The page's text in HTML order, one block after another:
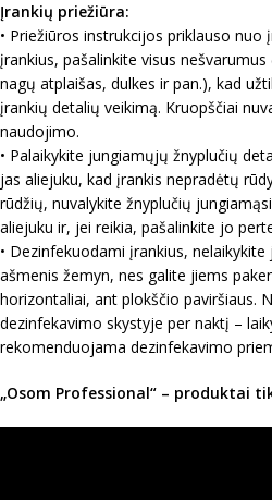
Įrankių priežiūra:
• Priežiūros instrukcijos priklauso nuo
įrankius, pašalinkite visus
nagų atplaišas, dulkes ir pan.), kad
įrankių detalių veikimą. Kruopščiai
naudojimo.
• Palaikykite jungiamųjų žnyplučių
jas aliejuku, kad įrankis nepradėtų
rūdžių, nuvalykite žnyplučių
aliejuku ir, jei reikia, pašalinkite jo
• Dezinfekuodami įrankius,
ašmenis žemyn, nes galite jiems
horizontaliai, ant plokščio paviršiaus.
dezinfekavimo skystyje per naktį –
rekomenduojama dezinfekavimo
„Osom Professional“ – produktai